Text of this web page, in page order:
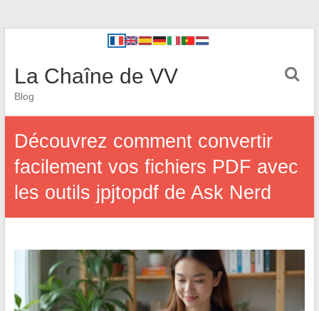
La Chaîne de VV
Blog
Découvrez comment convertir
facilement vos fichiers PDF avec
les outils jpjtopdf de Ask Nerd